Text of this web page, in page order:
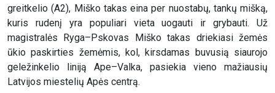
greitkelio (A2), Miško takas eina per nuostabų, tankų mišką,
kuris rudenį yra populiari vieta uogauti ir grybauti. Už
magistralės Ryga–Pskovas Miško takas driekiasi žemės
ūkio paskirties žemėmis, kol, kirsdamas buvusią siaurojo
geležinkelio liniją Ape–Valka, pasiekia vieno mažiausių
Latvijos miestelių Apės centrą.